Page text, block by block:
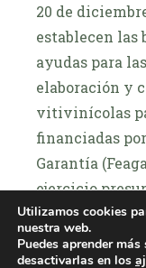
20 de
establecen las
ayudas para
elaboración y
vitivinícolas
financiadas
Garantía
ejercicio
LEER MÁIS
Utilizamos cookies
nuestra web.
Puedes aprender
desactivarlas en los